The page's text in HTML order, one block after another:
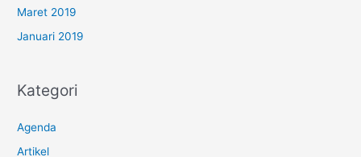
Maret 2019
Januari 2019
Kategori
Agenda
Artikel